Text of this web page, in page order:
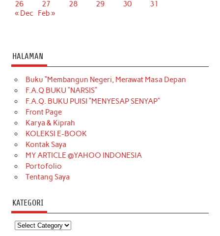
26
27 28 29 30
31
« Dec
Feb »
HALAMAN
Buku “Membangun Negeri, Merawat Masa Depan
F.A.Q BUKU “NARSIS”
F.A.Q. BUKU PUISI “MENYESAP SENYAP”
Front Page
Karya & Kiprah
KOLEKSI E-BOOK
Kontak Saya
MY ARTICLE @YAHOO INDONESIA
Portofolio
Tentang Saya
KATEGORI
Kategori